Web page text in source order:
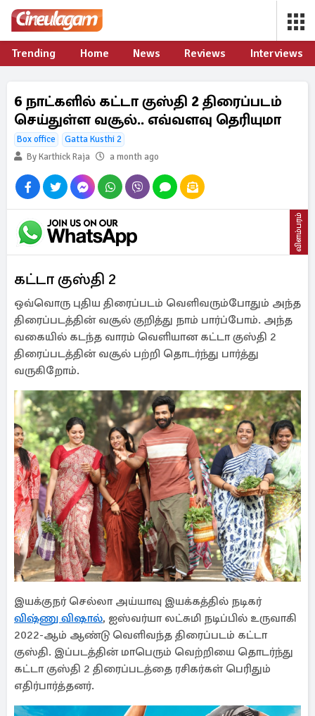
Trending Home News Reviews Interviews
6 நாட்களில் கட்டா குஸ்தி 2 திரைப்படம்
செய்துள்ள வசூல்.. எவ்வளவு தெரியுமா
Box office
Gatta Kusthi 2
By Karthick Raja
a month ago
விளம்பரம்
கட்டா குஸ்தி 2
ஒவ்வொரு புதிய திரைப்படம் வெளிவரும்போதும் அந்த
திரைப்படத்தின் வசூல் குறித்து நாம் பார்ப்போம். அந்த
வகையில் கடந்த வாரம் வெளியான கட்டா குஸ்தி 2
திரைப்படத்தின் வசூல் பற்றி தொடர்ந்து பார்த்து
வருகிறோம்.
இயக்குநர் செல்லா அய்யாவு இயக்கத்தில் நடிகர்
விஷ்ணு விஷால், ஐஸ்வர்யா லட்சுமி நடிப்பில் உருவாகி
2022-ஆம் ஆண்டு வெளிவந்த திரைப்படம் கட்டா
குஸ்தி. இப்படத்தின் மாபெரும் வெற்றியை தொடர்ந்து
கட்டா குஸ்தி 2 திரைப்படத்தை ரசிகர்கள் பெரிதும்
எதிர்பார்த்தனர்.